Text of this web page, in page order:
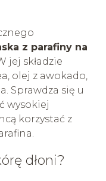
z parafiny na
jej składzie
olej z awokado,
Sprawdza się u
wysokiej
korzystać z
dłoni?